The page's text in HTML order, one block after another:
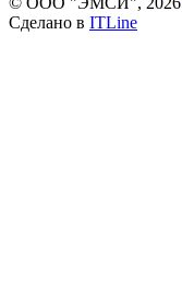
Сделано в ITLine